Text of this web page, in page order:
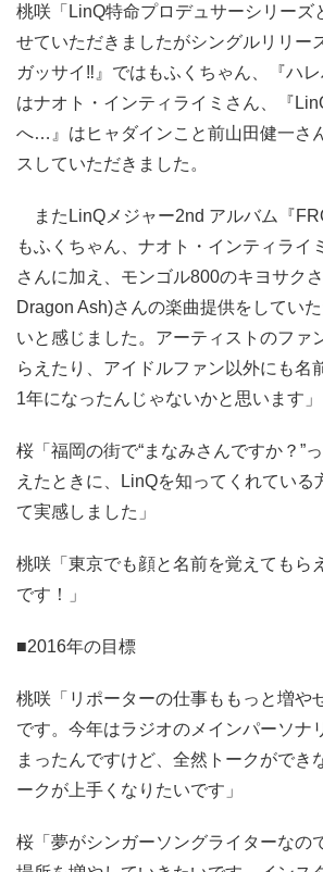
桃咲「LinQ特命プロデュサーシリーズ
せていただきましたがシングルリリー
ガッサイ‼』ではもふくちゃん、『ハ
はナオト・インティライミさん、『
へ…』はヒャダインこと前山田健一さ
スしていただきました。
またLinQメジャー2nd アルバム『
もふくちゃん、ナオト・インティライ
さんに加え、モンゴル800のキヨサク
Dragon Ash)さんの楽曲提供をしてい
いと感じました。アーティストのファ
らえたり、アイドルファン以外にも名
1年になったんじゃないかと思います」
桜「福岡の街で“まなみさんですか？”
えたときに、LinQを知ってくれている
て実感しました」
桃咲「東京でも顔と名前を覚えてもら
です！」
■2016年の目標
桃咲「リポーターの仕事ももっと増や
です。今年はラジオのメインパーソナ
まったんですけど、全然トークができ
ークが上手くなりたいです」
桜「夢がシンガーソングライターなの